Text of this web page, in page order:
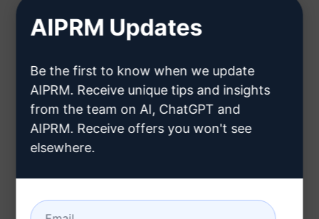
Fare clic qui per sapere come
creare un account Claude
Fase 3: Utilizzare il prompt in
Claude
AIPRM Updates
Be the first to know when we update
AIPRM. Receive unique tips and insights
from the team on AI, ChatGPT and
AIPRM. Receive offers you won't see
elsewhere.